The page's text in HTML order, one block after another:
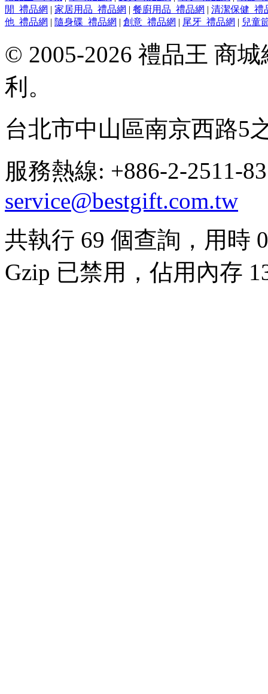
閒_禮品網
家居用品_禮品網 餐廚用品_禮品網
清潔保健_禮
他_禮品網
隨身碟_禮品網 創意_禮品網 尾牙_禮品網 兒童
© 2005-2026 禮品王 商
利。
台北市中山區南京西路5
服務熱線: +886-2-
service@bestgift.com.tw
共執行 69 個查詢，用時
Gzip 已禁用，佔用內存